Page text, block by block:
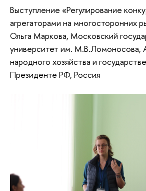
Выступление «Регулирование
агрегаторами на многосторонних
Ольга Маркова, Московский
университет им. М.В.Ломоносова,
народного хозяйства и
Президенте РФ, Россия